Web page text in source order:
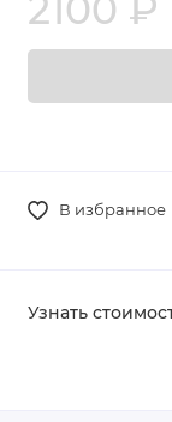
2100 ₽
В избранное
Узнать